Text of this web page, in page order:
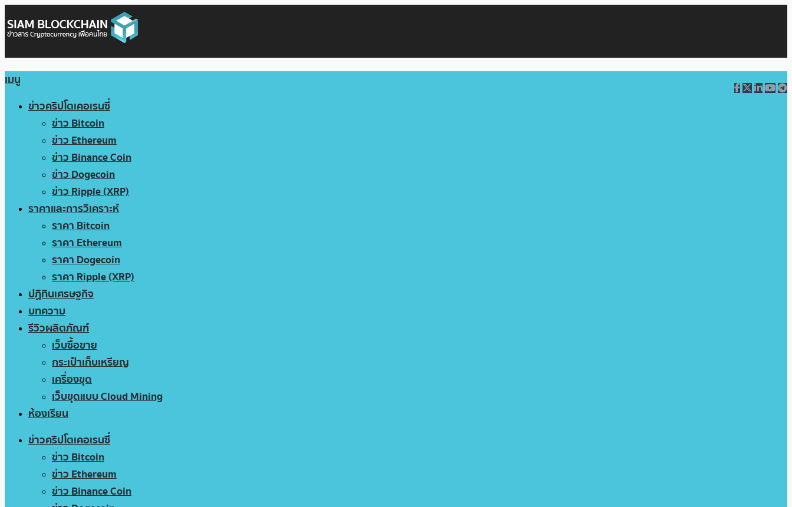
เมนู
ข่าวคริปโตเคอเรนซี่
ข่าว Bitcoin
ข่าว Ethereum
ข่าว Binance Coin
ข่าว Dogecoin
ข่าว Ripple (XRP)
ราคาและการวิเคราะห์
ราคา Bitcoin
ราคา Ethereum
ราคา Dogecoin
ราคา Ripple (XRP)
ปฏิทินเศรษฐกิจ
บทความ
รีวิวผลิตภัณฑ์
เว็บซื้อขาย
กระเป๋าเก็บเหรียญ
เครื่องขุด
เว็บขุดแบบ Cloud Mining
ห้องเรียน
ข่าวคริปโตเคอเรนซี่
ข่าว Bitcoin
ข่าว Ethereum
ข่าว Binance Coin